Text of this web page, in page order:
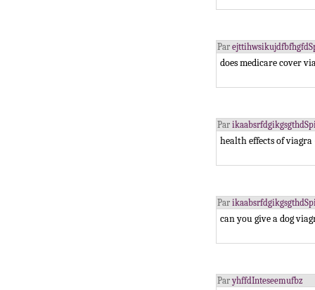
Par
does medicare cover
Par
health effects of
Par
can you give a dog
ParyhffdInteseemufbz